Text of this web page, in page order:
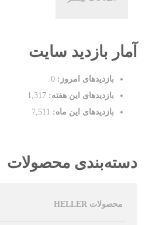
آمار بازدید سایت
بازدیدهای امروز: 0
بازدیدهای این هفته: 1,317
بازدیدهای این ماه: 7,511
دسته‌بندی محصولات
محصولات HELLER